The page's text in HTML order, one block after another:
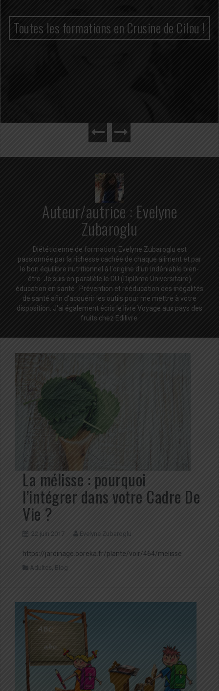
Toutes les formations en Crusine de Cilou !
Auteur/autrice : Evelyne
Zubaroglu
Diététicienne de formation, Evelyne Zubaroglu est
passionnée par la richesse cachée de chaque aliment et par
le bon équilibre nutritionnel à l'origine d'un indéniable bien-
être. Je suis en parallèle le DU (Diplôme Universitaire)
éducation en santé : Prévention et rééducation des inégalités
de santé afin d'acquérir les outils pour me mettre à votre
disposition. J'ai également écris le livre Voyage aux pays des
fruits chez Edilivre.
La mélisse : pourquoi
l’intégrer dans votre Cadre De
Vie ?
22 juin 2017 Evelyne Zubaroglu
https://jardinage.ooreka.fr/plante/voir/464/melisse
Adultes Blog